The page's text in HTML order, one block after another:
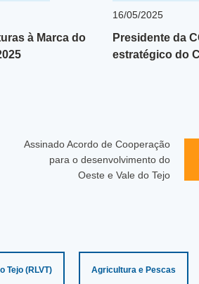
à Marca do
16/05/2025
Presidente da
estratégico do
Assinado Acordo de Cooperação
para o desenvolvimento do
Oeste e Vale do Tejo
Tejo (RLVT) Agricultura e Pescas